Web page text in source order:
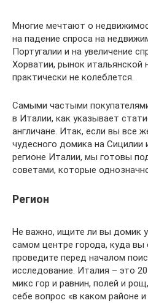
Многие мечтают о
на падение спроса на
Португалии и на увеличение
Хорватии, рынок итальянской
практически не колеблется.
Самыми частыми
в Италии, как указывает
англичане. Итак, если вы все
чудесного домика на Сицилии
регионе Италии, мы готовы
советами, которые
Регион
Не важно, ищите ли вы домик у
самом центре города, куда вы
проведите перед началом
исследование. Италия – это
микс гор и равнин, полей и
себе вопрос «в каком районе